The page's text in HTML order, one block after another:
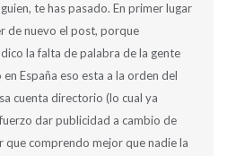
te has pasado. En primer lugar
de nuevo el post, porque
la falta de palabra de la gente
España eso esta a la orden del
cuenta directorio (lo cual ya
dar publicidad a cambio de
que comprendo mejor que nadie la